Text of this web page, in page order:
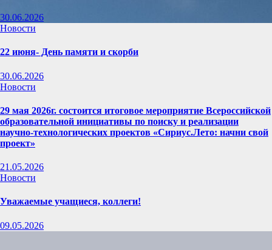
30.06.2026
Новости
22 июня- День памяти и скорби
30.06.2026
Новости
29 мая 2026г. состоится итоговое мероприятие Всероссийской
образовательной инициативы по поиску и реализации
научно-технологических проектов «Сириус.Лето: начни свой
проект»
21.05.2026
Новости
Уважаемые учащиеся, коллеги!
09.05.2026